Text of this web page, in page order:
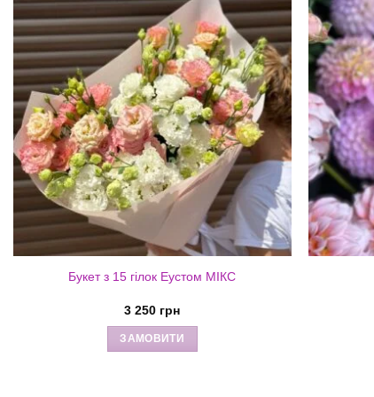
Букет з 15 гілок Еустом МІКС
3 250 грн
ЗАМОВИТИ